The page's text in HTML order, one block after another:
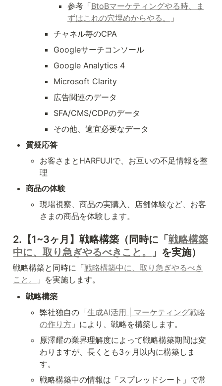
参考「BtoBマーケティングやる時、ま
ずはこれの穴埋めからやる。
」
チャネル毎のCPA
Googleサーチコンソール
Google Analytics 4
Microsoft Clarity
広告関連のデータ
SFA/CMS/CDPのデータ
その他、適宜必要なデータ
質疑応答
お客さまとHARFUJIで、お互いの不足情報を整
理
商品の体験
現場視察、商品の実購入、店舗体験など、お客
さまの商品を体験します。
2.【1~3ヶ月】戦略構築（同時に「戦略構築
中に、取り急ぎやるべきこと。
」を実施）
戦略構築と同時に「戦略構築中に、取り急ぎやるべき
こと。
」を実施します。
戦略構築
弊社独自の「生成AI活用 | マーケティング戦略
の作り方 」により、戦略を構築します。
原澤耀の業界理解度によって戦略構築期間は変
わりますが、長くとも3ヶ月以内に構築しま
す。
戦略構築中の情報は「スプレッドシート」で常